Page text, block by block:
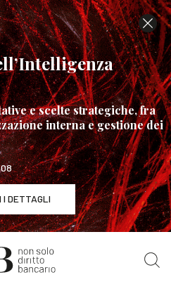
e scelte strategiche, fra
interna e gestione dei
I DETTAGLI
settembre
Artificiale